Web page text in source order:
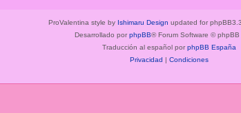
ProValentina style by Ishimaru Design updated for
Desarrollado por phpBB® Forum Software © phpBB
Traducción al español por phpBB España
Privacidad | Condiciones